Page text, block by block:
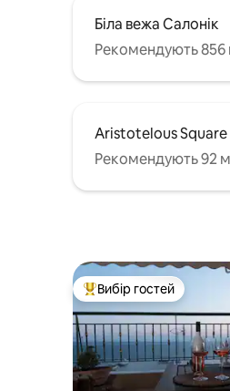
Біла вежа Салонік
Рекомендують 856
Aristotelous Square
Рекомендують 92
Топ вибір гостей
Вибір гостей